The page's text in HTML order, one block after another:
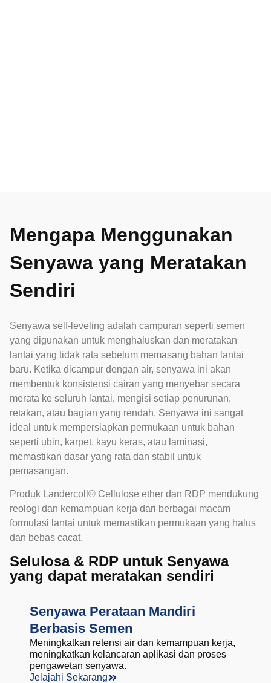
Mengapa Menggunakan
Senyawa yang Meratakan
Sendiri
Senyawa self-leveling adalah campuran seperti semen
yang digunakan untuk menghaluskan dan meratakan
lantai yang tidak rata sebelum memasang bahan lantai
baru. Ketika dicampur dengan air, senyawa ini akan
membentuk konsistensi cairan yang menyebar secara
merata ke seluruh lantai, mengisi setiap penurunan,
retakan, atau bagian yang rendah. Senyawa ini sangat
ideal untuk mempersiapkan permukaan untuk bahan
seperti ubin, karpet, kayu keras, atau laminasi,
memastikan dasar yang rata dan stabil untuk
pemasangan.
Produk Landercoll® Cellulose ether dan RDP mendukung
reologi dan kemampuan kerja dari berbagai macam
formulasi lantai untuk memastikan permukaan yang halus
dan bebas cacat.
Selulosa & RDP untuk Senyawa
yang dapat meratakan sendiri
Senyawa Perataan Mandiri
Berbasis Semen
Meningkatkan retensi air dan kemampuan kerja,
meningkatkan kelancaran aplikasi dan proses
pengawetan senyawa.
Jelajahi Sekarang